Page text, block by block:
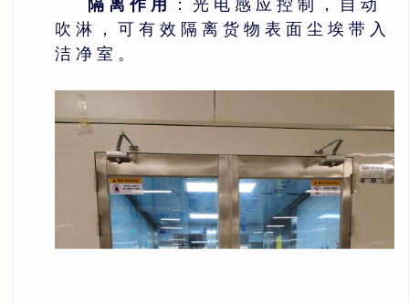
隔离作用
：光电感应控制，自动
吹淋，可有效隔离货物表面尘埃带入
洁净室。